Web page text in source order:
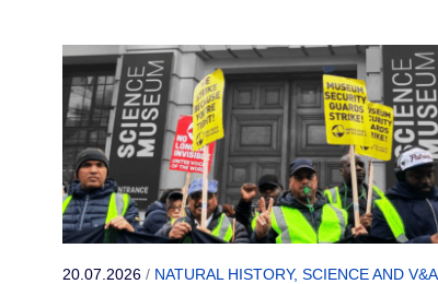
20.07.2026 / NATURAL HISTORY, SCIENCE AND V&A